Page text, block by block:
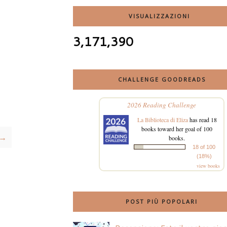
VISUALIZZAZIONI
3,171,390
CHALLENGE GOODREADS
2026 Reading Challenge
La Biblioteca di Elizahas read 18
books toward her goal of 100
books.
18 of 100
(18%)
view books
POST PIÙ POPOLARI